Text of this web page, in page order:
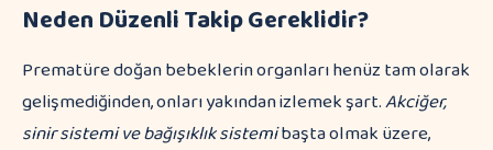
Neden Düzenli Takip Gereklidir?
Prematüre doğan bebeklerin organları henüz tam olarak
gelişmediğinden, onları yakından izlemek şart.Akciğer,
sinir sistemi ve bağışıklık sistemibaşta olmak üzere,